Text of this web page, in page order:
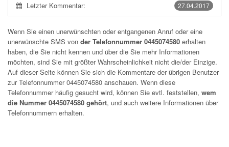
27.04.2017
Letzter Kommentar:
Wenn Sie einen unerwünschten oder entgangenen Anruf oder eine
unerwünschte SMS von der Telefonnummer 0445074580 erhalten
haben, die Sie nicht kennen und über die Sie mehr Informationen
möchten, sind Sie mit größter Wahrscheinlichkeit nicht die/der Einzige.
Auf dieser Seite können Sie sich die Kommentare der übrigen Benutzer
zur Telefonnummer0445074580 anschauen. Wenn diese
Telefonnummer häufig gesucht wird, können Sie evtl. feststellen, wem
die Nummer 0445074580 gehört, und auch weitere Informationen über
Telefonnummern erhalten.